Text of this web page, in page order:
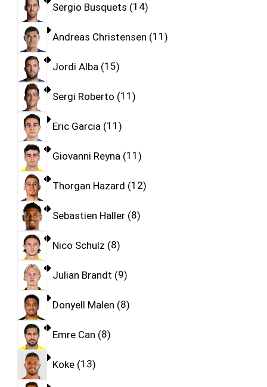
Sergio Busquets 14
Andreas Christensen 11
Jordi Alba 15
Sergi Roberto 11
Eric Garcia 11
Giovanni Reyna 11
Thorgan Hazard 12
Sebastien Haller 8
Nico Schulz 8
Julian Brandt 9
Donyell Malen 8
Emre Can 8
Koke 13